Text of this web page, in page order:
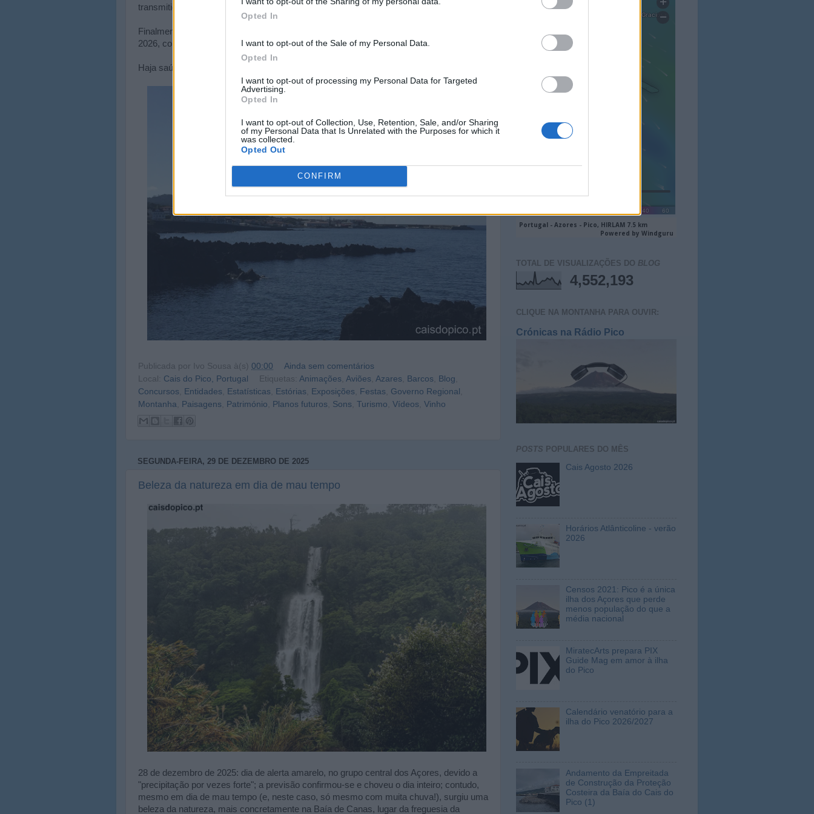
Opted In
I want to opt-out of the Sale of my Personal Data.
Opted In
I want to opt-out of processing my Personal Data for Targeted
Advertising.
Opted In
I want to opt-out of Collection, Use, Retention, Sale, and/or Sharing
of my Personal Data that Is Unrelated with the Purposes for which it
was collected.
Opted Out
CONFIRM
transmitido pessoalmente —obrigado!
Finalmente, e concluindo este longo
2026, com muita saúde e boa disposição!
Haja saúde!
Publicada por Ivo Sousa à(s) 00:00
Ainda sem comentários
Local: Cais do Pico, Portugal Etiquetas: Animações Aviões Azares Barcos Blog
Concursos
Entidades Estatísticas Estórias Exposições Festas Governo Regional
Montanha
Paisagens Património Planos futuros Sons Turismo Vídeos Vinho
SEGUNDA-FEIRA, 29 DE DEZEMBRO DE 2025
Beleza da natureza em dia de mau tempo
28 de dezembro de 2025: dia de alerta amarelo, no grupo central dos Açores, devido a
"precipitação por vezes forte"; a previsão confirmou-se e choveu o dia inteiro; contudo,
mesmo em dia de mau tempo (e, neste caso, só mesmo com muita chuva!), surgiu uma
beleza da natureza, mais concretamente na Baía de Canas, lugar da freguesia da
TOTAL DE VISUALIZAÇÕES DO BLOG
4,552,193
CLIQUE NA MONTANHA PARA OUVIR:
Crónicas na Rádio Pico
POSTS POPULARES DO MÊS
Cais Agosto 2026
Horários Atlânticoline - verão
2026
Censos 2021: Pico é a única
ilha dos Açores que perde
menos população do que a
média nacional
MiratecArts prepara PIX
Guide Mag em amor à ilha
do Pico
Calendário venatório para a
ilha do Pico 2026/2027
Andamento da Empreitada
de Construção da Proteção
Costeira da Baía do Cais do
Pico (1)